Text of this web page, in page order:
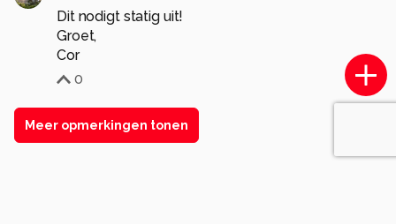
Dit nodigt statig uit!
Groet,
Cor
0
Meer opmerkingen tonen